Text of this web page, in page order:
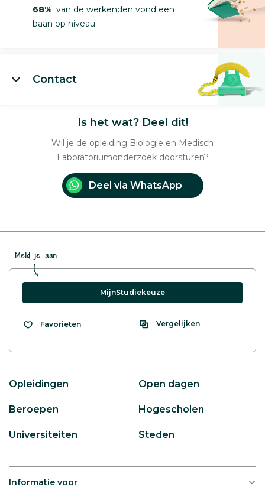
68% van de werkenden vond een
baan op niveau
Contact
Is het wat? Deel dit!
Wil je de opleiding Biologie en Medisch
Laboratoriumonderzoek doorsturen?
Deel via WhatsApp
Meld je aan
MijnStudiekeuze
Favorieten Vergelijken
Opleidingen Open dagen
Beroepen Hogescholen
Universiteiten Steden
Informatie voor